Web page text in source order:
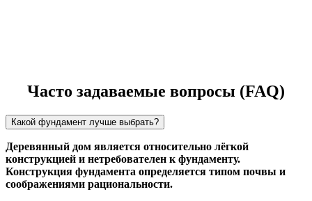
Часто задаваемые вопросы (FAQ)
Какой фундамент лучше выбрать?
Деревянный дом является относительно лёгкой
конструкцией и нетребователен к фундаменту.
Конструкция фундамента определяется типом почвы и
соображениями рациональности.